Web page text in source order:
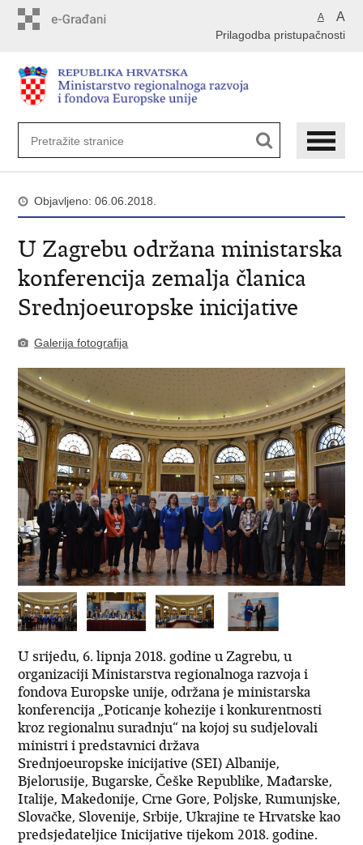
A A
Prilagodba pristupačnosti
Objavljeno: 06.06.2018.
U Zagrebu održana ministarska
konferencija zemalja članica
Srednjoeuropske inicijative
Galerija fotografija
U srijedu, 6. lipnja 2018. godine u Zagrebu, u
organizaciji Ministarstva regionalnoga razvoja i
fondova Europske unije, održana je ministarska
konferencija „Poticanje kohezije i konkurentnosti
kroz regionalnu suradnju“ na kojoj su sudjelovali
ministri i predstavnici država
Srednjoeuropske inicijative (SEI) Albanije,
Bjelorusije, Bugarske, Češke Republike, Mađarske,
Italije, Makedonije, Crne Gore, Poljske, Rumunjske,
Slovačke, Slovenije, Srbije, Ukrajine te Hrvatske kao
predsjedateljice Inicijative tijekom 2018. godine.